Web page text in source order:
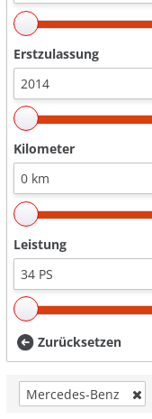
Erstzulassung
Kilometer
Leistung
Zurücksetzen
Mercedes-Benz